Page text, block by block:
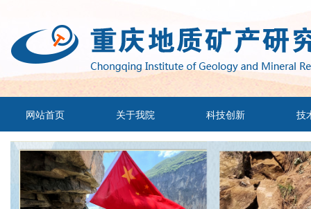
网站首页 关于我院 科技创新 技